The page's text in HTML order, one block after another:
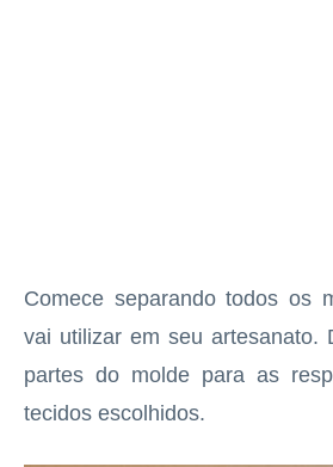
Comece separando todos os
vai utilizar em seu artesanato.
partes do molde para as
tecidos escolhidos.